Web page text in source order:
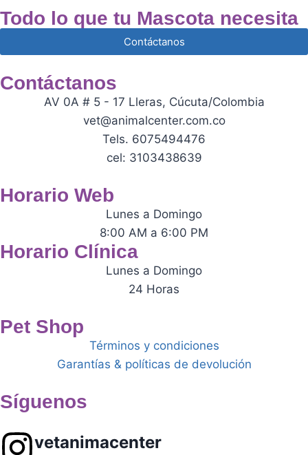
Todo lo que tu Mascota necesita
Contáctanos
Contáctanos
AV 0A # 5 - 17 Lleras, Cúcuta/Colombia
vet@animalcenter.com.co
Tels. 6075494476
cel: 3103438639
Horario Web
Lunes a Domingo
8:00 AM a 6:00 PM
Horario Clínica
Lunes a Domingo
24 Horas
Pet Shop
Términos y condiciones
Garantías & políticas de devolución
Síguenos
vetanimacenter